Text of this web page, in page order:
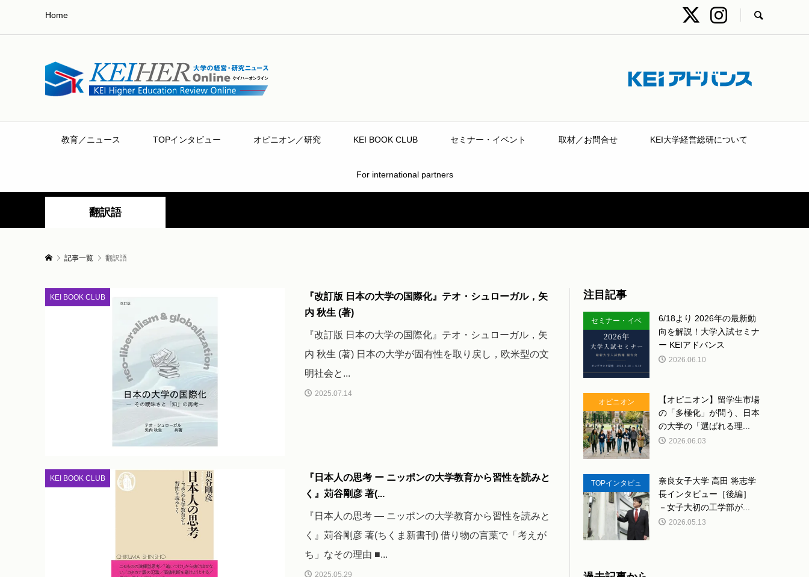
Home
教育／ニュース TOPインタビュー オピニオン／研究 KEI BOOK CLUB セミナー・イベント 取材／お問合せ KEI大学経営総研について
For international partners
翻訳語
記事一覧 翻訳語
KEI BOOK CLUB
『改訂版 日本の大学の国際化』テオ・シュローガル，矢
内 秋生 (著)
『改訂版 日本の大学の国際化』テオ・シュローガル，矢
内 秋生 (著) 日本の大学が固有性を取り戻し，欧米型の文
明社会と...
2025.07.14
KEI BOOK CLUB
『日本人の思考 ー ニッポンの大学教育から習性を読みと
く』苅谷剛彦 著(...
『日本人の思考 ― ニッポンの大学教育から習性を読みと
く』苅谷剛彦 著(ちくま新書刊) 借り物の言葉で「考えが
ち」なその理由 ■...
2025.05.29
注目記事
セミナー・イベ
ント
6/18より 2026年の最新動
向を解説！大学入試セミナ
ー KEIアドバンス
2026.06.10
オピニオン
【オピニオン】留学生市場
の「多極化」が問う、日本
の大学の「選ばれる理...
2026.06.03
TOPインタビュ
ー
奈良女子大学 高田 将志学
長インタビュー［後編］
－女子大初の工学部が...
2026.05.13